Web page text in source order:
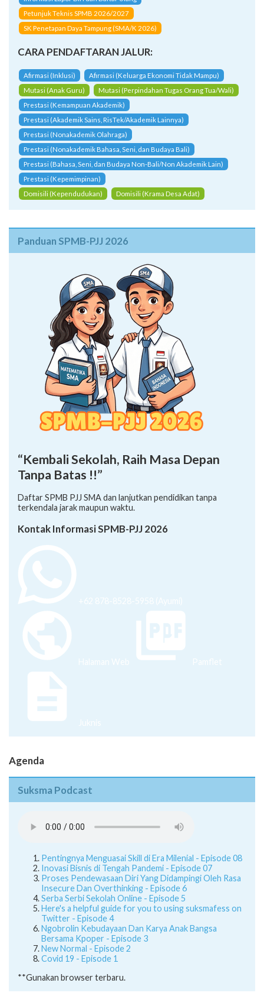
Petunjuk Teknis SPMB 2026/2027
SK Penetapan Daya Tampung (SMA/K 2026)
CARA PENDAFTARAN JALUR:
Afirmasi (Inklusi)
Afirmasi (Keluarga Ekonomi Tidak Mampu)
Mutasi (Anak Guru)
Mutasi (Perpindahan Tugas Orang Tua/Wali)
Prestasi (Kemampuan Akademik)
Prestasi (Akademik Sains, RisTek/Akademik Lainnya)
Prestasi (Nonakademik Olahraga)
Prestasi (Nonakademik Bahasa, Seni, dan Budaya Bali)
Prestasi (Bahasa, Seni, dan Budaya Non-Bali/Non Akademik Lain)
Prestasi (Kepemimpinan)
Domisili (Kependudukan)
Domisili (Krama Desa Adat)
Panduan SPMB-PJJ 2026
“Kembali Sekolah, Raih Masa Depan
Tanpa Batas !!”
Daftar SPMB PJJ SMA dan lanjutkan pendidikan tanpa
terkendala jarak maupun waktu.
Kontak Informasi SPMB-PJJ 2026
+62 878-8528-5958 (Ayumi)
Halaman Web Pamflet
Juknis
Agenda
Suksma Podcast
Pentingnya Menguasai Skill di Era Milenial - Episode 08
Inovasi Bisnis di Tengah Pandemi - Episode 07
Proses Pendewasaan Diri Yang Didampingi Oleh Rasa
Insecure Dan Overthinking - Episode 6
Serba Serbi Sekolah Online - Episode 5
Here's a helpful guide for you to using suksmafess on
Twitter - Episode 4
Ngobrolin Kebudayaan Dan Karya Anak Bangsa
Bersama Kpoper - Episode 3
New Normal - Episode 2
Covid 19 - Episode 1
**Gunakan browser terbaru.